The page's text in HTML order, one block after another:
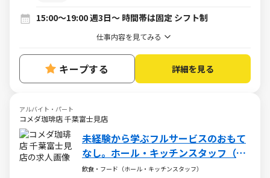
15:00～19:00 週3日～ 時間帯は固定 シフト制
仕事内容を見てみる
キープする 詳細を見る
アルバイト・パート
コメダ珈琲店 千葉富士見店
未経験から学ぶフルサービスのおもて
なし。ホール・キッチンスタッフ（ア
ルバイト・パート）求人
飲食・フード（ホール・キッチンスタッフ）